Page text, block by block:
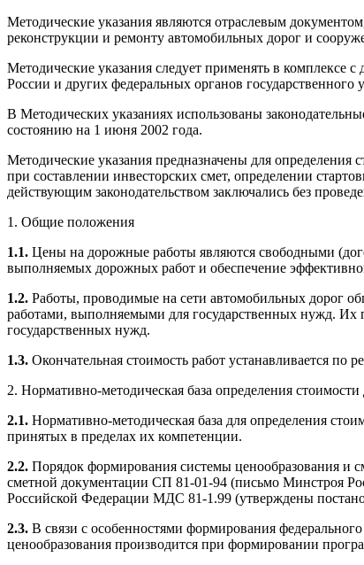
Методические указания являются отраслевым
реконструкции и ремонту автомобильных дорог и
Методические указания следует применять в
России и других федеральных органов государственного
В Методических указаниях использованы
состоянию на 1 июня 2002 года.
Методические указания предназначены для
при составлении инвесторских смет, определении
действующим законодательством заключались без
1. Общие положения
1.1. Цены на дорожные работы являются свободными
выполняемых дорожных работ и обеспечение
1.2. Работы, проводимые на сети автомобильных дорог
работами, выполняемыми для государственных нужд. Их
государственных нужд.
1.3. Окончательная стоимость работ устанавливается по
2. Нормативно-методическая база определения
2.1. Нормативно-методическая база для определения
принятых в пределах их компетенции.
2.2. Порядок формирования системы ценообразования и
сметной документации СП 81-01-94 (письмо Минстроя
Российской Федерации МДС 81-1.99 (утверждены
2.3. В связи с особенностями формирования
ценообразования производится при формировании